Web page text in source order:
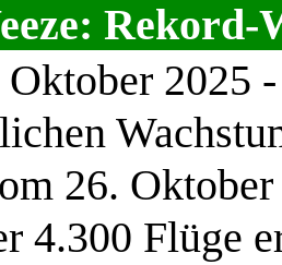
Rekord-
Oktober 2025 -
26.
4.300 Flüge